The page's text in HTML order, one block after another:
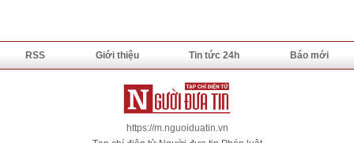
RSS Giới thiệu Tin tức 24h Báo mới
https://m.nguoiduatin.vn